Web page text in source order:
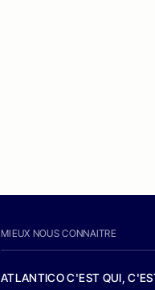
MIEUX NOUS CONNAITRE
ATLANTICO C'EST QUI,